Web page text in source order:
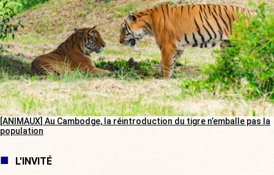
[ANIMAUX] Au Cambodge, la réintroduction du tigre n’emballe pas la
population
L'INVITÉ